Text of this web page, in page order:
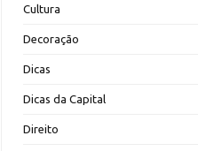
Cultura
Decoração
Dicas
Dicas da Capital
Direito